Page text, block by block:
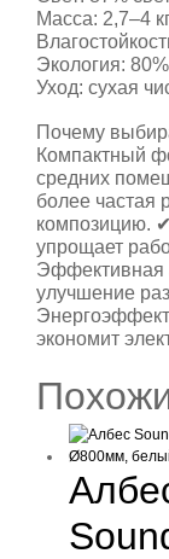
Масса: 2,7–4
Экология:
Уход: сухая
Почему
Компактный
средних
более частая
композицию.
упрощает
Эффективная
улучшение
экономит